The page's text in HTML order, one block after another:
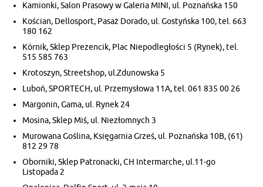
Kamionki, Salon Prasowy w Galeria MINI, ul. Poznańska 150
Kościan, Dellosport, Pasaż Dorado, ul. Gostyńska 100, tel. 663
180 162
Kórnik, Sklep Prezencik, Plac Niepodległości 5 (Rynek), tel.
515 585 763
Krotoszyn, Streetshop, ul.Zdunowska 5
Luboń, SPORTECH, ul. Przemysłowa 11A, tel. 061 835 00 26
Margonin, Gama, ul. Rynek 24
Mosina, Sklep Miś, ul. Niezłomnych 3
Murowana Goślina, Księgarnia Grześ, ul. Poznańska 10B, (61)
812 29 78
Oborniki, Sklep Patronacki, CH Intermarche, ul.11-go
Listopada 2